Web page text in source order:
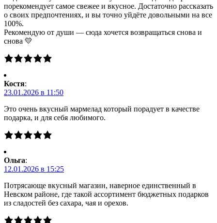
порекомендует самое свежее и вкусное. Достаточно рассказать
о своих предпочтениях, и вы точно уйдёте довольными на все
100%.
Рекомендую от души — сюда хочется возвращаться снова и
снова 💛
Костя:
23.01.2026 в 11:50
Это очень вкусный мармелад который порадует в качестве
подарка, и для себя любимого.
Ольга:
12.01.2026 в 15:25
Потрясающе вкусный магазин, наверное единственный в
Невском районе, где такой ассортимент бюджетных подарков
из сладостей без сахара, чая и орехов.